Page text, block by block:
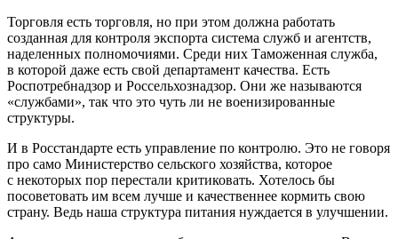
Торговля есть торговля, но при этом должна работать
созданная для контроля экспорта система служб и агентств,
наделенных полномочиями. Среди них Таможенная служба,
в которой даже есть свой департамент качества. Есть
Роспотребнадзор и Россельхознадзор. Они же называются
«службами», так что это чуть ли не военизированные
структуры.
И в Росстандарте есть управление по контролю. Это не говоря
про само Министерство сельского хозяйства, которое
с некоторых пор перестали критиковать. Хотелось бы
посоветовать им всем лучше и качественнее кормить свою
страну. Ведь наша структура питания нуждается в улучшении.